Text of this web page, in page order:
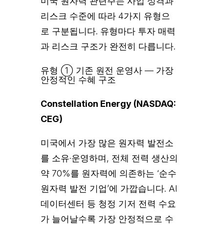
리스크 수준에 따라 4가지 유형으
로 구분됩니다. 유형마다 투자 매력
과 리스크 구조가 완전히 다릅니다.
유형 ① 기존 원전 운영사 — 가장
안정적인 수혜 구조
Constellation Energy (NASDAQ:
CEG)
미국에서 가장 많은 원자력 발전소
를 소유·운영하며, 전체 전력 생산의
약 70%를 원자력에 의존하는 ‘순수
원자력 발전 기업’에 가깝습니다. AI
데이터센터 등 청정 기저 전력 수요
가 늘어날수록 가장 안정적으로 수